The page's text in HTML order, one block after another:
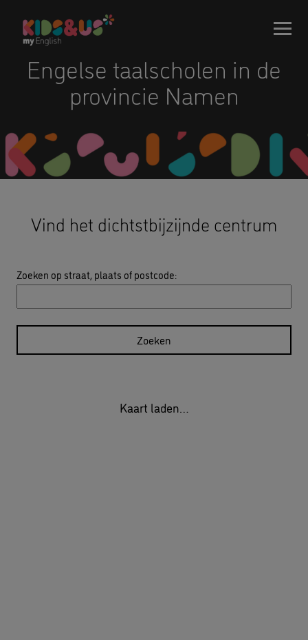
Engelse taalscholen in de
provincie Namen
Vind het dichtstbijzijnde centrum
Zoeken op straat, plaats of postcode:
Zoeken
Kaart laden…